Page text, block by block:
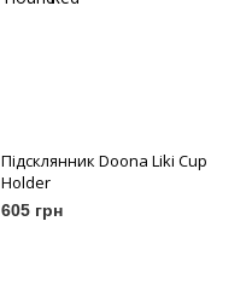
Підсклянник Doona Liki Cup
Holder
605 грн